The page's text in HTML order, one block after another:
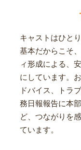
キャストはひと
基本だからこそ
ィ形成による、
にしています。
ドバイス、トラ
務日報報告に本
ど、つながりを
ています。